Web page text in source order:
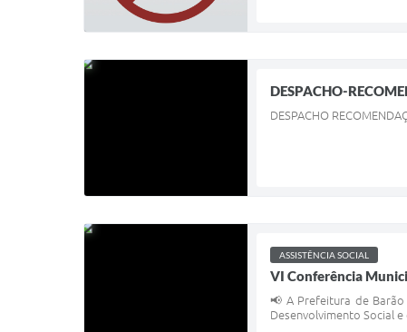
DESPACHO-
DESPACHO
ASSISTÊNCIA SOCIAL
VI Conferência
📢 A Prefeitura de Barão
Desenvolvimento Social